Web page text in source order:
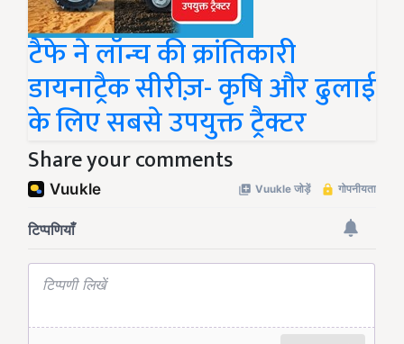
टैफे ने लॉन्च की क्रांतिकारी
डायनाट्रैक सीरीज़- कृषि और ढुलाई
के लिए सबसे उपयुक्त ट्रैक्टर
Share your comments